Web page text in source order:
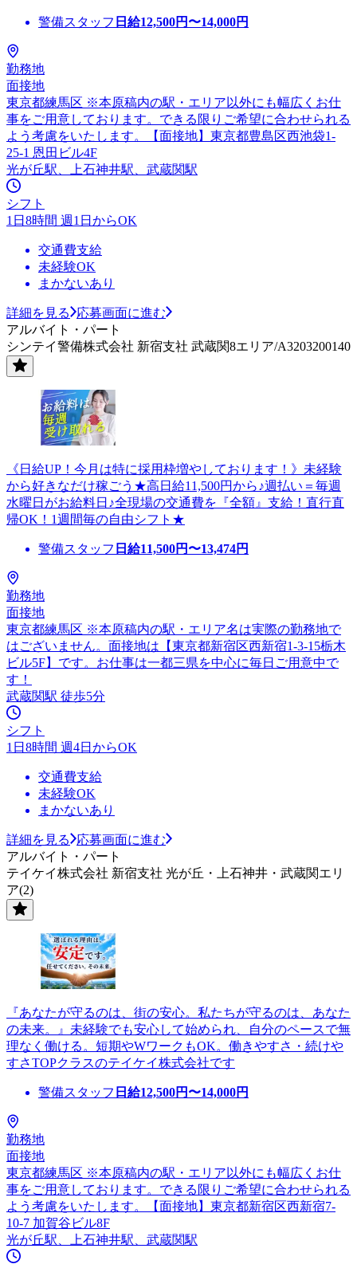
警備スタッフ 日給12,500円〜14,000円
勤務地
面接地
東京都練馬区 ※本原稿内の駅・エリア以外にも幅広くお仕
事をご用意しております。できる限りご希望に合わせられる
よう考慮をいたします。【面接地】東京都豊島区西池袋1-
25-1 恩田ビル4F
光が丘駅、上石神井駅、武蔵関駅
シフト
1日8時間 週1日からOK
交通費支給
未経験OK
まかないあり
詳細を見る
応募画面に進む
アルバイト・パート
シンテイ警備株式会社 新宿支社 武蔵関8エリア/A3203200140
《日給UP！今月は特に採用枠増やしております！》未経験
から好きなだけ稼ごう★高日給11,500円から♪週払い＝毎週
水曜日がお給料日♪全現場の交通費を『全額』支給！直行直
帰OK！1週間毎の自由シフト★
警備スタッフ 日給11,500円〜13,474円
勤務地
面接地
東京都練馬区 ※本原稿内の駅・エリア名は実際の勤務地で
はございません。面接地は【東京都新宿区西新宿1-3-15栃木
ビル5F】です。お仕事は一都三県を中心に毎日ご用意中で
す！
武蔵関駅 徒歩5分
シフト
1日8時間 週4日からOK
交通費支給
未経験OK
まかないあり
詳細を見る
応募画面に進む
アルバイト・パート
テイケイ株式会社 新宿支社 光が丘・上石神井・武蔵関エリ
ア(2)
『あなたが守るのは、街の安心。私たちが守るのは、あなた
の未来。』未経験でも安心して始められ、自分のペースで無
理なく働ける。短期やWワークもOK。働きやすさ・続けや
すさTOPクラスのテイケイ株式会社です
警備スタッフ 日給12,500円〜14,000円
勤務地
面接地
東京都練馬区 ※本原稿内の駅・エリア以外にも幅広くお仕
事をご用意しております。できる限りご希望に合わせられる
よう考慮をいたします。【面接地】東京都新宿区西新宿7-
10-7 加賀谷ビル8F
光が丘駅、上石神井駅、武蔵関駅